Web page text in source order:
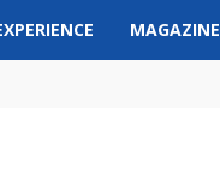
MAGAZINE